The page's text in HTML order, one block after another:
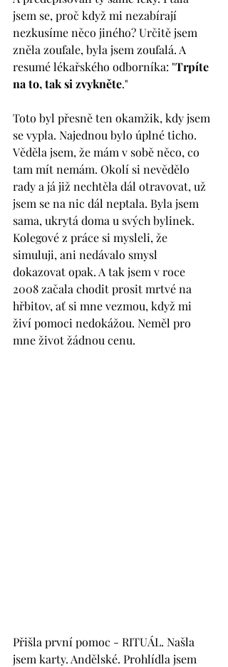
jsem se, proč když mi nezabírají
nezkusíme něco jiného? Určitě jsem
zněla zoufale, byla jsem zoufalá. A
resumé lékařského odborníka: "Trpíte
na to, tak si zvykněte."
Toto byl přesně ten okamžik, kdy jsem
se vypla. Najednou bylo úplné ticho.
Věděla jsem, že mám v sobě něco, co
tam mít nemám. Okolí si nevědělo
rady a já již nechtěla dál otravovat, už
jsem se na nic dál neptala. Byla jsem
sama, ukrytá doma u svých bylinek.
Kolegové z práce si mysleli, že
simuluji, ani nedávalo smysl
dokazovat opak. A tak jsem v roce
2008 začala chodit prosit mrtvé na
hřbitov, ať si mne vezmou, když mi
živí pomoci nedokážou. Neměl pro
mne život žádnou cenu.
Přišla první pomoc - RITUÁL. Našla
jsem karty. Andělské. Prohlídla jsem